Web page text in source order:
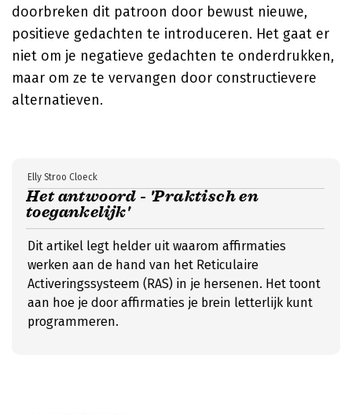
doorbreken dit patroon door bewust nieuwe,
positieve gedachten te introduceren. Het gaat er
niet om je negatieve gedachten te onderdrukken,
maar om ze te vervangen door constructievere
alternatieven.
Het antwoord - 'Praktisch en
toegankelijk'
Elly Stroo Cloeck
Dit artikel legt helder uit waarom affirmaties
werken aan de hand van het Reticulaire
Activeringssysteem (RAS) in je hersenen. Het toont
aan hoe je door affirmaties je brein letterlijk kunt
programmeren.